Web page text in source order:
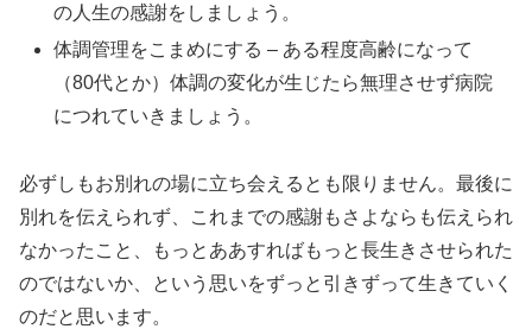
の人生の感謝をしましょう。
体調管理をこまめにする – ある程度高齢になって
（80代とか）体調の変化が生じたら無理させず病院
につれていきましょう。
必ずしもお別れの場に立ち会えるとも限りません。最後に
別れを伝えられず、これまでの感謝もさよならも伝えられ
なかったこと、もっとああすればもっと長生きさせられた
のではないか、という思いをずっと引きずって生きていく
のだと思います。